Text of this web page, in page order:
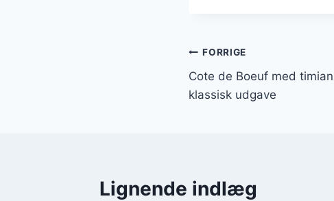
FORRIGE
Cote de Boeuf med
klassisk udgave
Lignende indlæg